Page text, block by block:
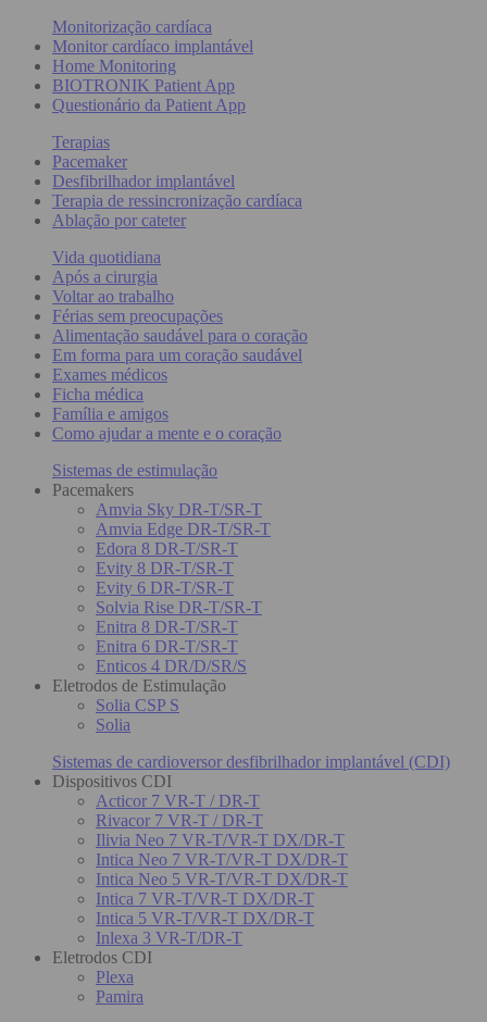
Monitorização cardíaca
Monitor cardíaco implantável
Home Monitoring
BIOTRONIK Patient App
Questionário da Patient App
Terapias
Pacemaker
Desfibrilhador implantável
Terapia de ressincronização cardíaca
Ablação por cateter
Vida quotidiana
Após a cirurgia
Voltar ao trabalho
Férias sem preocupações
Alimentação saudável para o coração
Em forma para um coração saudável
Exames médicos
Ficha médica
Família e amigos
Como ajudar a mente e o coração
Sistemas de estimulação
Pacemakers
Amvia Sky DR-T/SR-T
Amvia Edge DR-T/SR-T
Edora 8 DR-T/SR-T
Evity 8 DR-T/SR-T
Evity 6 DR-T/SR-T
Solvia Rise DR-T/SR-T
Enitra 8 DR-T/SR-T
Enitra 6 DR-T/SR-T
Enticos 4 DR/D/SR/S
Eletrodos de Estimulação
Solia CSP S
Solia
Sistemas de cardioversor desfibrilhador implantável (CDI)
Dispositivos CDI
Acticor 7 VR-T / DR-T
Rivacor 7 VR-T / DR-T
Ilivia Neo 7 VR-T/VR-T DX/DR-T
Intica Neo 7 VR-T/VR-T DX/DR-T
Intica Neo 5 VR-T/VR-T DX/DR-T
Intica 7 VR-T/VR-T DX/DR-T
Intica 5 VR-T/VR-T DX/DR-T
Inlexa 3 VR-T/DR-T
Eletrodos CDI
Plexa
Pamira